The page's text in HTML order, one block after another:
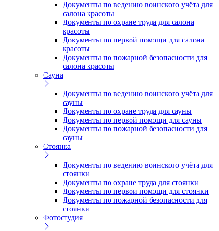
Документы по ведению воинского учёта для
салона красоты
Документы по охране труда для салона
красоты
Документы по первой помощи для салона
красоты
Документы по пожарной безопасности для
салона красоты
Сауна
Документы по ведению воинского учёта для
сауны
Документы по охране труда для сауны
Документы по первой помощи для сауны
Документы по пожарной безопасности для
сауны
Стоянка
Документы по ведению воинского учёта для
стоянки
Документы по охране труда для стоянки
Документы по первой помощи для стоянки
Документы по пожарной безопасности для
стоянки
Фотостудия